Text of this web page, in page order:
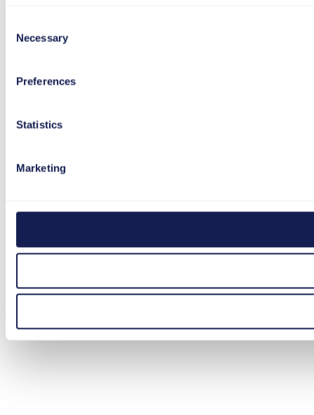
Selection
Necessary
Preferences
Statistics
Marketing